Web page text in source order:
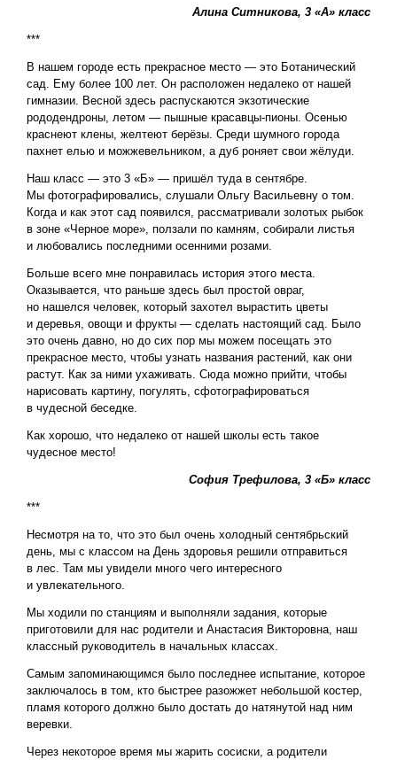
Алина Ситникова, 3 «А» класс
***
В нашем городе есть прекрасное место — это Ботанический
сад. Ему более 100 лет. Он расположен недалеко от нашей
гимназии. Весной здесь распускаются экзотические
рододендроны, летом — пышные красавцы-пионы. Осенью
краснеют клены, желтеют берёзы. Среди шумного города
пахнет елью и можжевельником, а дуб роняет свои жёлуди.
Наш класс — это 3 «Б» — пришёл туда в сентябре.
Мы фотографировались, слушали Ольгу Васильевну о том.
Когда и как этот сад появился, рассматривали золотых рыбок
в зоне «Черное море», ползали по камням, собирали листья
и любовались последними осенними розами.
Больше всего мне понравилась история этого места.
Оказывается, что раньше здесь был простой овраг,
но нашелся человек, который захотел вырастить цветы
и деревья, овощи и фрукты — сделать настоящий сад. Было
это очень давно, но до сих пор мы можем посещать это
прекрасное место, чтобы узнать названия растений, как они
растут. Как за ними ухаживать. Сюда можно прийти, чтобы
нарисовать картину, погулять, сфотографироваться
в чудесной беседке.
Как хорошо, что недалеко от нашей школы есть такое
чудесное место!
София Трефилова, 3 «Б» класс
***
Несмотря на то, что это был очень холодный сентябрьский
день, мы с классом на День здоровья решили отправиться
в лес. Там мы увидели много чего интересного
и увлекательного.
Мы ходили по станциям и выполняли задания, которые
приготовили для нас родители и Анастасия Викторовна, наш
классный руководитель в начальных классах.
Самым запоминающимся было последнее испытание, которое
заключалось в том, кто быстрее разожжет небольшой костер,
пламя которого должно было достать до натянутой над ним
веревки.
Через некоторое время мы жарить сосиски, а родители